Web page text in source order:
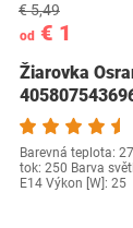
od € 1
€ 5,49
Žiarovka
Barevná teplota:
tok: 250 Barva
E14 Výkon [W]: 25